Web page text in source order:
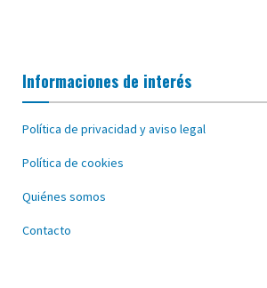
Informaciones de interés
Política de privacidad y aviso legal
Política de cookies
Quiénes somos
Contacto